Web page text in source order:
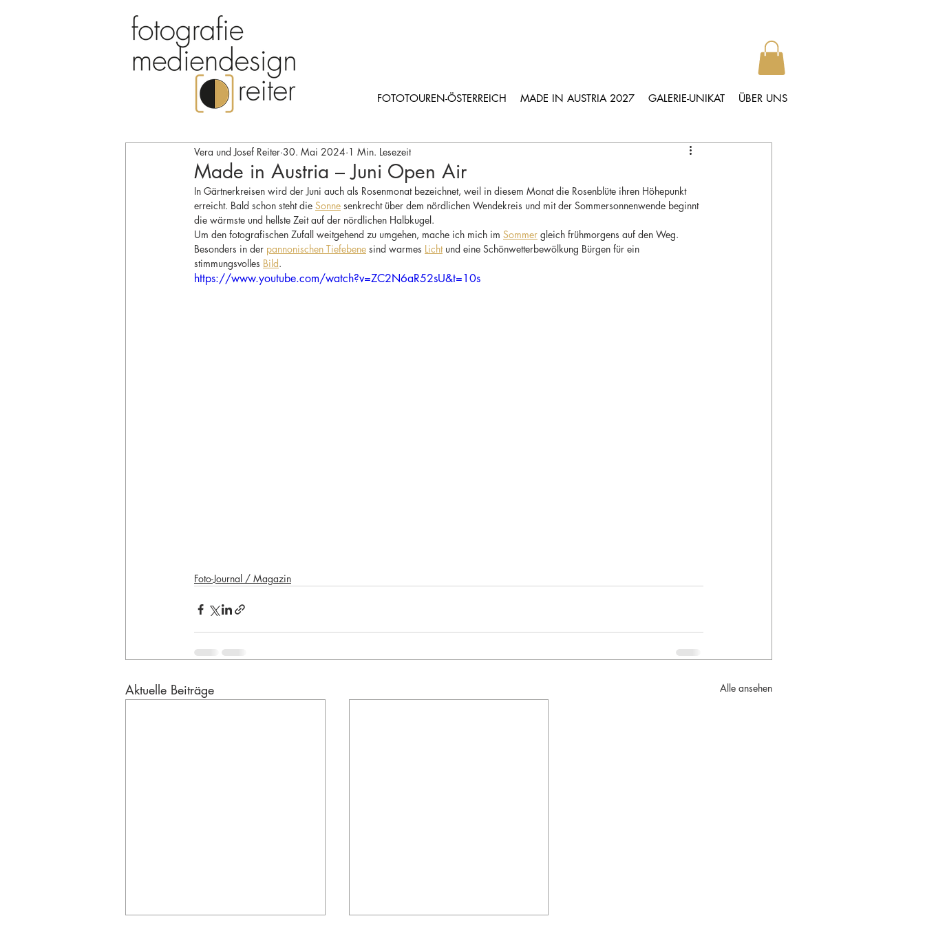
FOTOTOUREN-ÖSTERREICH MADE IN AUSTRIA 2027 GALERIE-UNIKAT ÜBER UNS
Made in Austria – Juni Open Air
Vera und Josef Reiter 30. Mai 2024 1 Min. Lesezeit
In Gärtnerkreisen wird der Juni auch als Rosenmonat bezeichnet, weil in diesem Monat die Rosenblüte ihren Höhepunkt
erreicht. Bald schon steht die Sonne senkrecht über dem nördlichen Wendekreis und mit der Sommersonnenwende beginnt
die wärmste und hellste Zeit auf der nördlichen Halbkugel.
Um den fotografischen Zufall weitgehend zu umgehen, mache ich mich im Sommer gleich frühmorgens auf den Weg.
Besonders in der pannonischen Tiefebene sind warmes Licht und eine Schönwetterbewölkung Bürgen für ein
stimmungsvolles Bild.
https://www.youtube.com/watch?v=ZC2N6aR52sU&t=10s
Foto-Journal / Magazin
Aktuelle Beiträge Alle ansehen